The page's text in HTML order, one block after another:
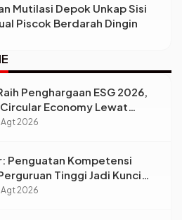
Mutilasi Depok Unkap Sisi
Piscok Berdarah Dingin
Penghargaan ESG 2026,
Economy Lewat
Limbah Berkelanjutan
Agt 2026
Penguatan Kompetensi
Tinggi Jadi Kunci
Kebutuhan Dunia Kerja
Agt 2026